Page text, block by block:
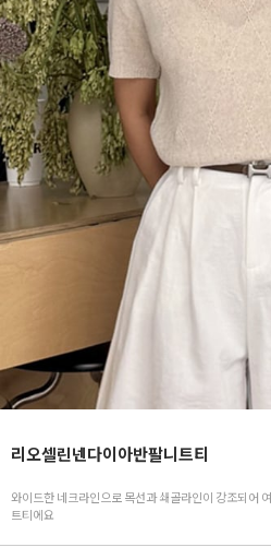
리오셀린넨다이아반팔니트티
와이드한 네크라인으로 목선과 쇄골라인이 강조되어
트티에요